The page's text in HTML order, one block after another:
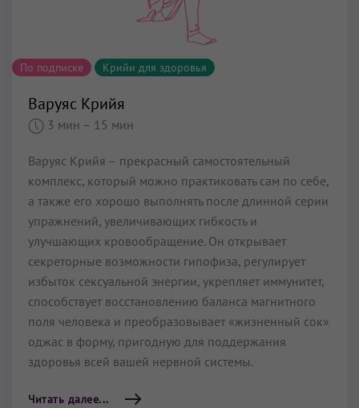
По подписке Крийи для здоровья
Варуяс Крийя
3 мин – 15 мин
Варуяс Крийя – прекрасный самостоятельный
комплекс, который можно практиковать сам по себе,
а также его хорошо выполнять после длинной серии
упражнений, увеличивающих гибкость и
улучшающих кровообращение. Он открывает
секреторные возможности гипофиза, регулирует
избыток сексуальной энергии, укрепляет иммунитет,
способствует восстановлению баланса магнитного
поля человека и преобразовывает «жизненный сок»
оджас в форму, пригодную для поддержания
здоровья всей вашей нервной системы.
Читать далее...